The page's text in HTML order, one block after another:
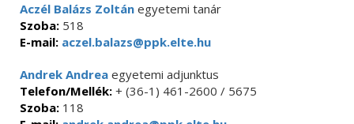
Aczél Balázs Zoltán egyetemi tanár
Szoba: 518
E-mail: aczel.balazs@ppk.elte.hu
Andrek Andrea egyetemi adjunktus
Telefon/Mellék: + (36-1) 461-2600 / 5675
Szoba: 118